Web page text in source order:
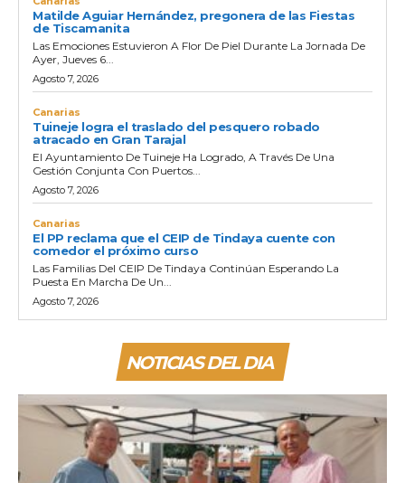
Matilde Aguiar Hernández, pregonera de las Fiestas
de Tiscamanita
Las Emociones Estuvieron A Flor De Piel Durante La Jornada De
Ayer, Jueves 6...
Agosto 7, 2026
Canarias
Tuineje logra el traslado del pesquero robado
atracado en Gran Tarajal
El Ayuntamiento De Tuineje Ha Logrado, A Través De Una
Gestión Conjunta Con Puertos...
Agosto 7, 2026
Canarias
El PP reclama que el CEIP de Tindaya cuente con
comedor el próximo curso
Las Familias Del CEIP De Tindaya Continúan Esperando La
Puesta En Marcha De Un...
Agosto 7, 2026
NOTICIAS DEL DIA